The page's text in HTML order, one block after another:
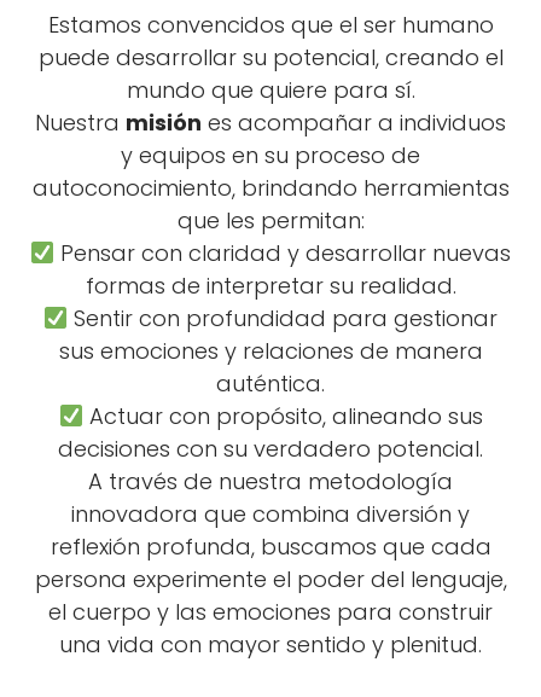
Estamos convencidos que el ser humano
puede desarrollar su potencial, creando el
mundo que quiere para sí.
Nuestra misión es acompañar a individuos
y equipos en su proceso de
autoconocimiento, brindando herramientas
que les permitan:
Pensar con claridad y desarrollar nuevas
formas de interpretar su realidad.
Sentir con profundidad para gestionar
sus emociones y relaciones de manera
auténtica.
Actuar con propósito, alineando sus
decisiones con su verdadero potencial.
A través de nuestra metodología
innovadora que combina diversión y
reflexión profunda, buscamos que cada
persona experimente el poder del lenguaje,
el cuerpo y las emociones para construir
una vida con mayor sentido y plenitud.